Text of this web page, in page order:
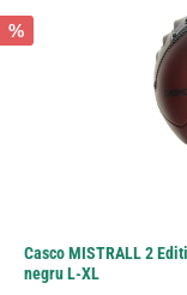
%
Casco MISTRALL 2
negru L-XL